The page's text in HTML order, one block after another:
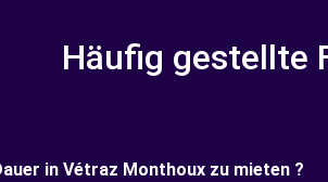
Häufig gestellte
in Vétraz Monthoux zu mieten ?